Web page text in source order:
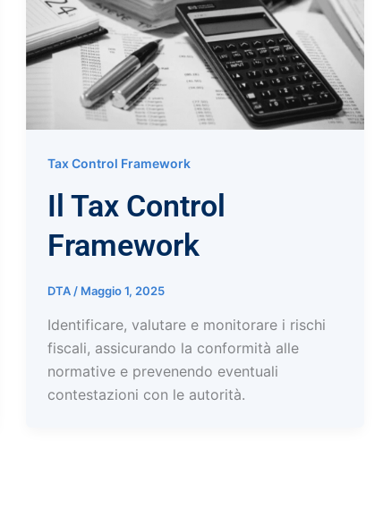
Tax Control Framework
Il Tax Control
Framework
DTA / Maggio 1, 2025
Identificare, valutare e monitorare i rischi
fiscali, assicurando la conformità alle
normative e prevenendo eventuali
contestazioni con le autorità.